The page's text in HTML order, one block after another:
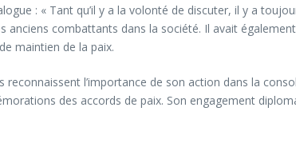
: « Tant qu’il y a la volonté de discuter, il y a
anciens combattants dans la société. Il avait
maintien de la paix.
reconnaissent l’importance de son action dans la
des accords de paix. Son engagement